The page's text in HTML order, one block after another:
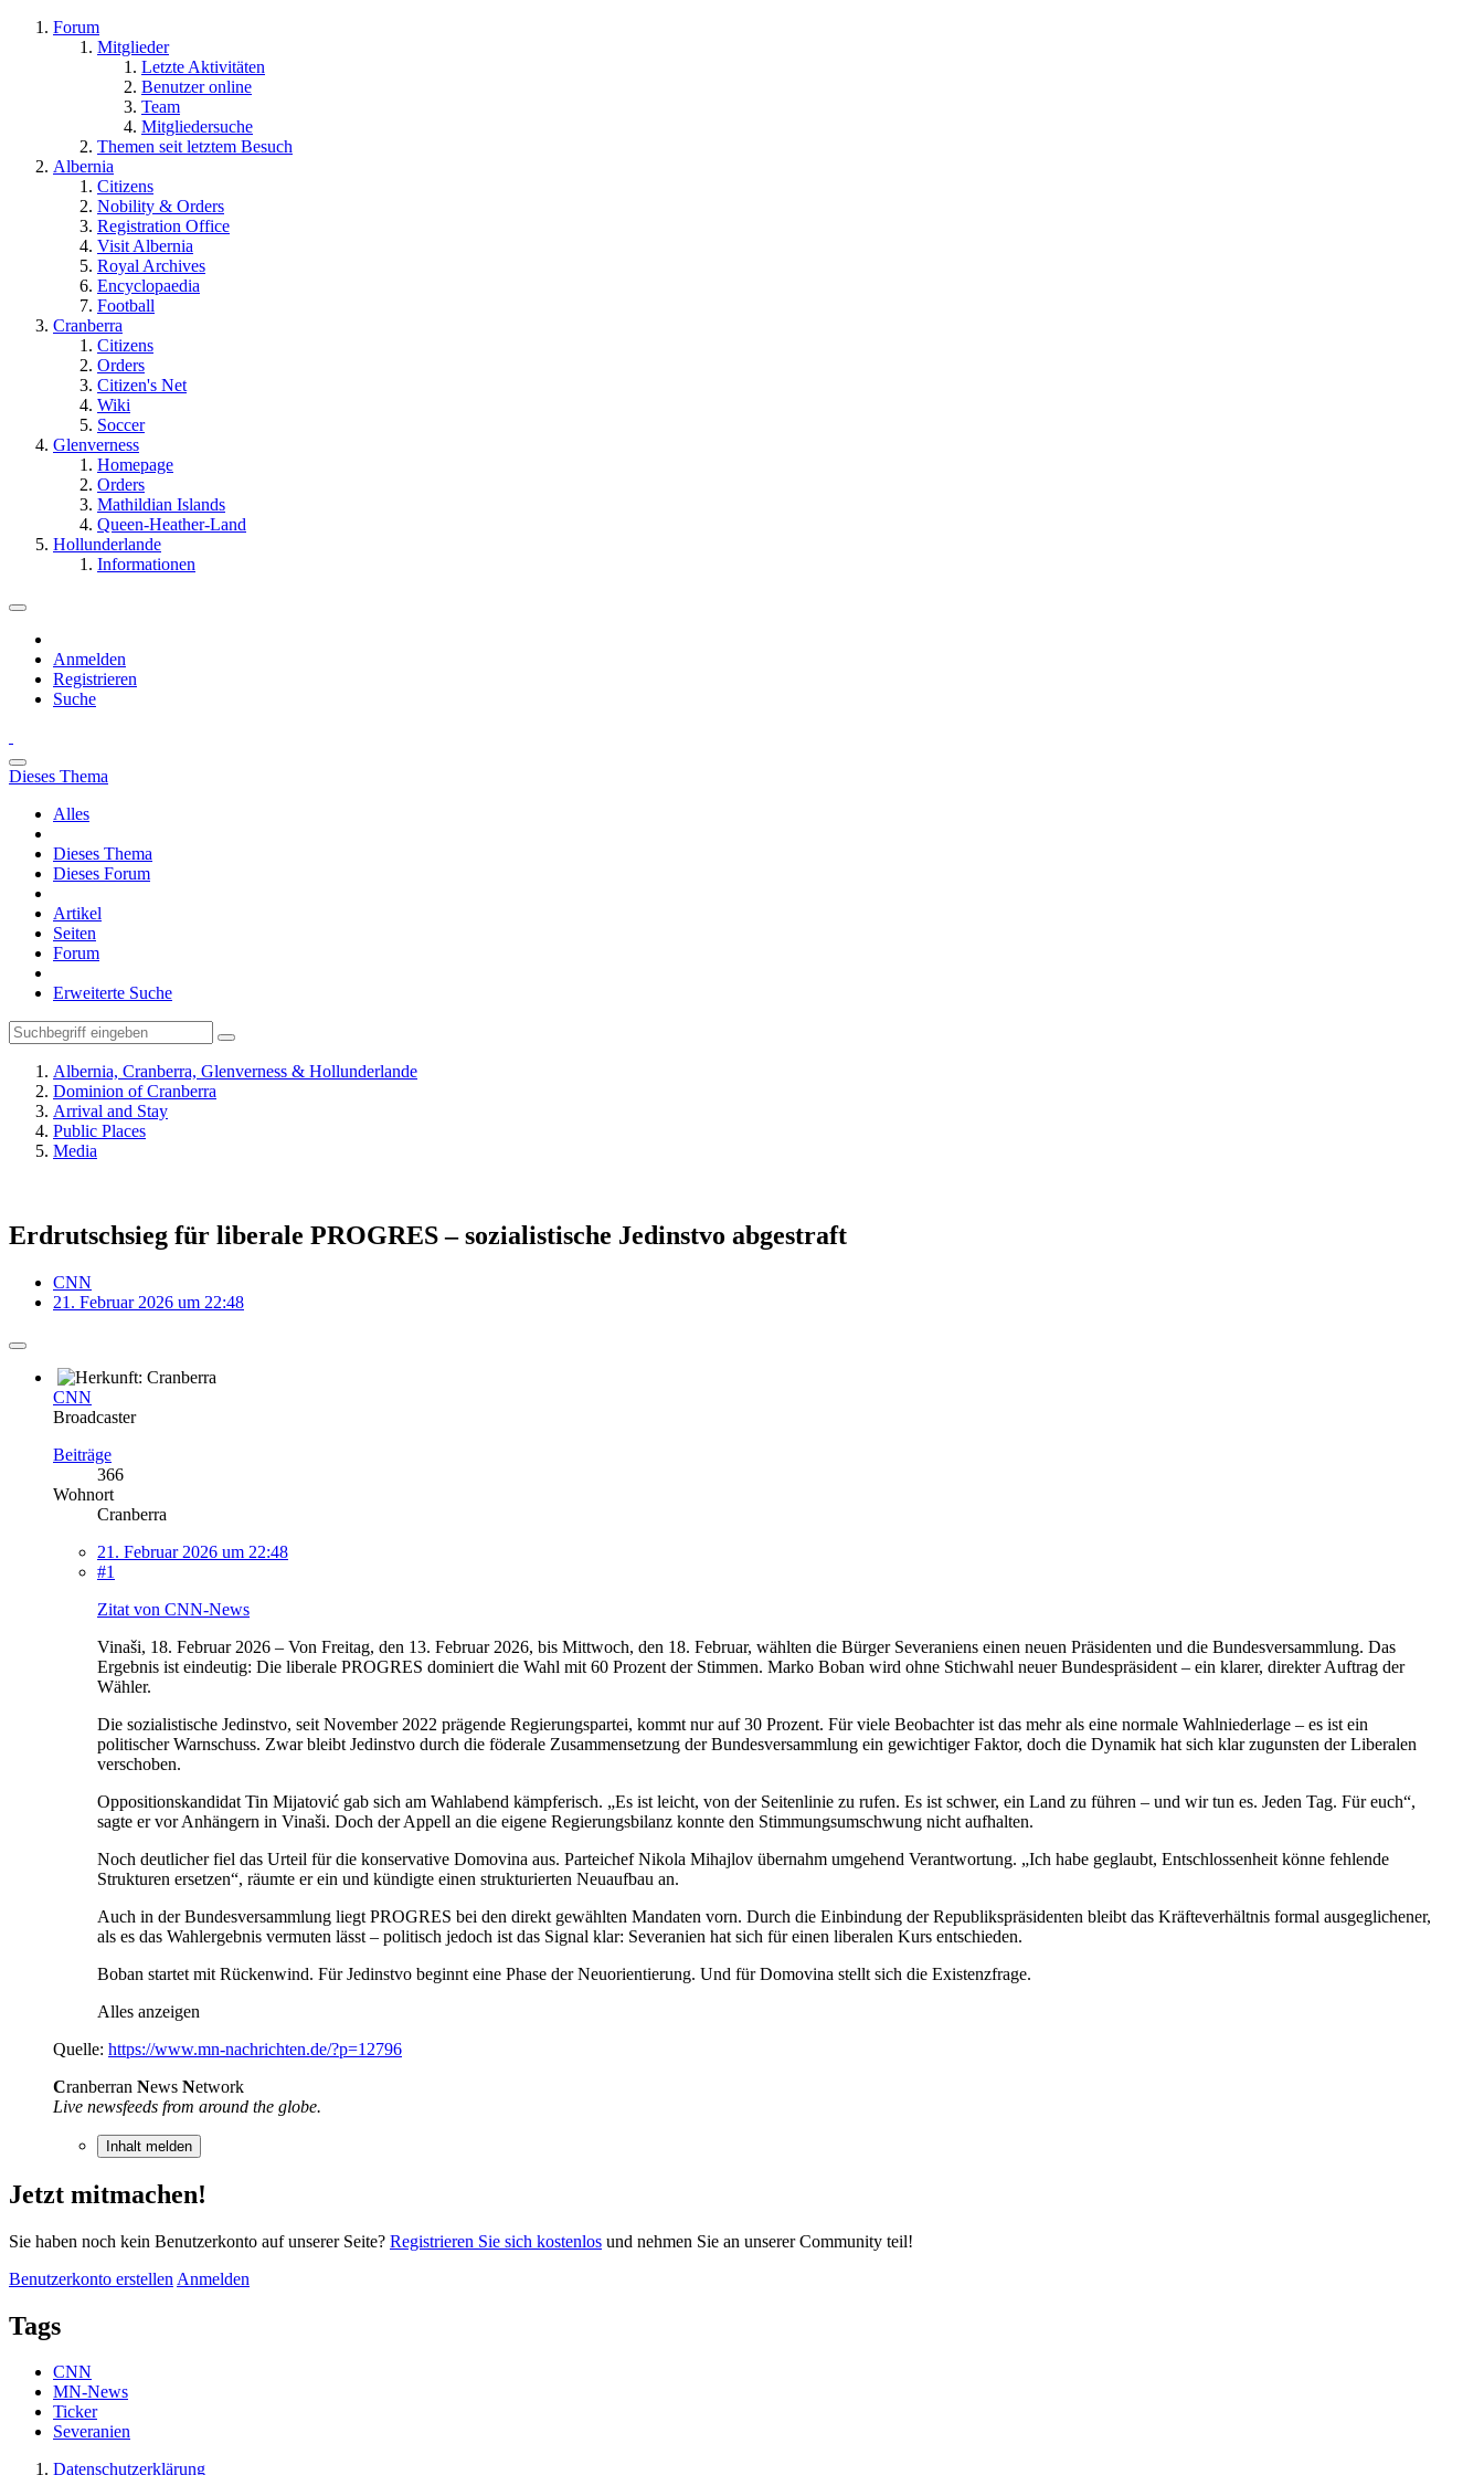
Forum
Mitglieder
Letzte Aktivitäten
Benutzer online
Team
Mitgliedersuche
Themen seit letztem Besuch
Albernia
Citizens
Nobility & Orders
Registration Office
Visit Albernia
Royal Archives
Encyclopaedia
Football
Cranberra
Citizens
Orders
Citizen's Net
Wiki
Soccer
Glenverness
Homepage
Orders
Mathildian Islands
Queen-Heather-Land
Hollunderlande
Informationen
Anmelden
Registrieren
Suche
Dieses Thema
Alles
Dieses Thema
Dieses Forum
Artikel
Seiten
Forum
Erweiterte Suche
Albernia, Cranberra, Glenverness & Hollunderlande
Dominion of Cranberra
Arrival and Stay
Public Places
Media
Erdrutschsieg für liberale PROGRES – sozialistische Jedinstvo abgestraft
CNN
21. Februar 2026 um 22:48
CNN
Broadcaster
Beiträge
366
Wohnort
Cranberra
21. Februar 2026 um 22:48
#1
Zitat von CNN-News
Vinaši, 18. Februar 2026 – Von Freitag, den 13. Februar 2026, bis Mittwoch, den 18. Februar, wählten die Bürger Severaniens einen neuen Präsidenten und die Bundesversammlung. Das
Ergebnis ist eindeutig: Die liberale PROGRES dominiert die Wahl mit 60 Prozent der Stimmen. Marko Boban wird ohne Stichwahl neuer Bundespräsident – ein klarer, direkter Auftrag der
Wähler.
Die sozialistische Jedinstvo, seit November 2022 prägende Regierungspartei, kommt nur auf 30 Prozent. Für viele Beobachter ist das mehr als eine normale Wahlniederlage – es ist ein
politischer Warnschuss. Zwar bleibt Jedinstvo durch die föderale Zusammensetzung der Bundesversammlung ein gewichtiger Faktor, doch die Dynamik hat sich klar zugunsten der Liberalen
verschoben.
Oppositionskandidat Tin Mijatović gab sich am Wahlabend kämpferisch. „Es ist leicht, von der Seitenlinie zu rufen. Es ist schwer, ein Land zu führen – und wir tun es. Jeden Tag. Für euch“,
sagte er vor Anhängern in Vinaši. Doch der Appell an die eigene Regierungsbilanz konnte den Stimmungsumschwung nicht aufhalten.
Noch deutlicher fiel das Urteil für die konservative Domovina aus. Parteichef Nikola Mihajlov übernahm umgehend Verantwortung. „Ich habe geglaubt, Entschlossenheit könne fehlende
Strukturen ersetzen“, räumte er ein und kündigte einen strukturierten Neuaufbau an.
Auch in der Bundesversammlung liegt PROGRES bei den direkt gewählten Mandaten vorn. Durch die Einbindung der Republikspräsidenten bleibt das Kräfteverhältnis formal ausgeglichener,
als es das Wahlergebnis vermuten lässt – politisch jedoch ist das Signal klar: Severanien hat sich für einen liberalen Kurs entschieden.
Boban startet mit Rückenwind. Für Jedinstvo beginnt eine Phase der Neuorientierung. Und für Domovina stellt sich die Existenzfrage.
Alles anzeigen
Quelle: https://www.mn-nachrichten.de/?p=12796
Cranberran News Network
Live newsfeeds from around the globe.
Inhalt melden
Jetzt mitmachen!
Sie haben noch kein Benutzerkonto auf unserer Seite? Registrieren Sie sich kostenlos und nehmen Sie an unserer Community teil!
Benutzerkonto erstellen Anmelden
Tags
CNN
MN-News
Ticker
Severanien
Datenschutzerklärung